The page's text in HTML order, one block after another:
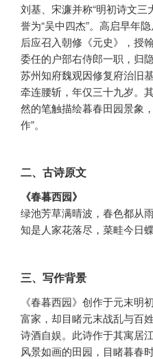
刘基、宋濂并称“明初诗文三
誉为“吴中四杰”。高启早年
后应召入朝修《元史》，授
委任的户部右侍郎一职，归
苏州知府魏观因修复府治旧
牵连腰斩，年仅三十九岁。
然的笔触描绘暮春田园景象
作”。
二、古诗原文
《春暮西园》
绿池芳草满晴波，春色都从雨
知是人家花落尽，菜畦今日蝶
三、写作背景
《春暮西园》创作于元末明
富家，却目睹元末战乱与百
诗酒自娱。此诗作于其寓居
风景如画的田园，目睹暮春